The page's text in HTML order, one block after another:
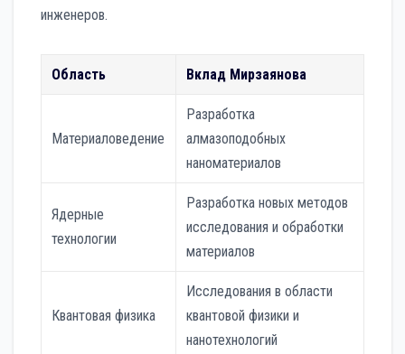
инженеров.
Область Вклад Мирзаянова
Материаловедение
Разработка
алмазоподобных
наноматериалов
Ядерные
технологии
Разработка новых методов
исследования и обработки
материалов
Квантовая физика
Исследования в области
квантовой физики и
нанотехнологий